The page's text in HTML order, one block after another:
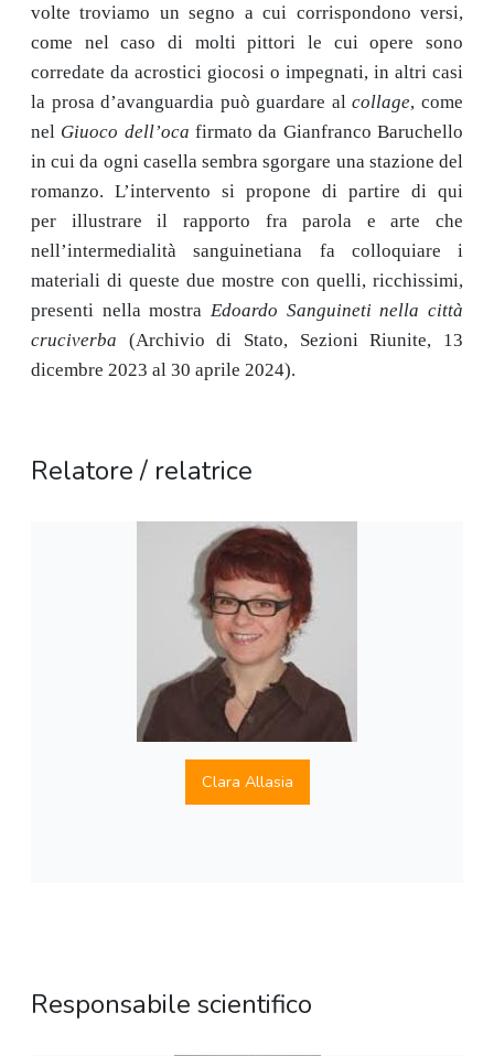
volte troviamo un segno a cui corrispondono versi,
come nel caso di molti pittori le cui opere sono
corredate da acrostici giocosi o impegnati, in altri casi
la prosa d’avanguardia può guardare alcollage, come
nel Giuoco dell’ocafirmato da Gianfranco Baruchello
in cui da ogni casella sembra sgorgare una stazione del
romanzo. L’intervento si propone di partire di qui
per illustrare il rapporto fra parola e arte che
nell’intermedialità sanguinetiana fa colloquiare i
materiali di queste due mostre con quelli, ricchissimi,
presenti nella mostra Edoardo Sanguineti nella città
cruciverba (Archivio di Stato, Sezioni Riunite, 13
dicembre 2023 al 30 aprile 2024).
Relatore / relatrice
Clara Allasia
Responsabile scientifico